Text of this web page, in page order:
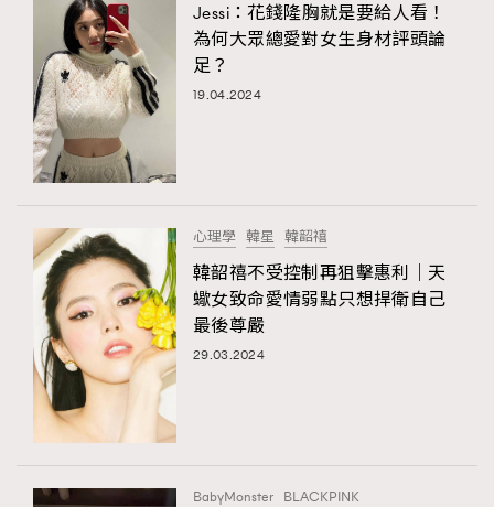
Jessi：花錢隆胸就是要給人看！
為何大眾總愛對女生身材評頭論
足？
19.04.2024
心理學 韓星 韓韶禧
韓韶禧不受控制再狙擊惠利｜天
蠍女致命愛情弱點只想捍衛自己
最後尊嚴
29.03.2024
BabyMonster BLACKPINK